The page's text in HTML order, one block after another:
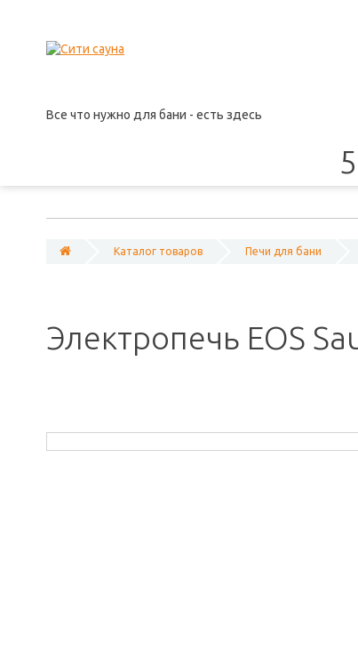
Все что нужно для бани - есть здесь
Каталог товаров Печи для бани
Электропечь EOS